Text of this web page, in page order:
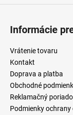
Informácie
Vrátenie tovaru
Kontakt
Doprava a platba
Obchodné
Reklamačný
Podmienky